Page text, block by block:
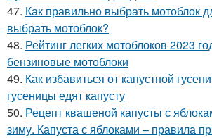
47. Как правильно выбрать мотоблок
выбрать мотоблок?
48. Рейтинг легких мотоблоков 2023
бензиновые мотоблоки
49. Как избавиться от капустной
гусеницы едят капусту
50. Рецепт квашеной капусты с
зиму. Капуста с яблоками – правила